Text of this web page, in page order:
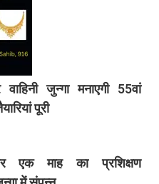
जुन्गा मनाएगी 55वां
पूरी
एक माह का प्रशिक्षण